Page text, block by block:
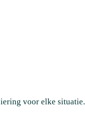
voor elke situatie.